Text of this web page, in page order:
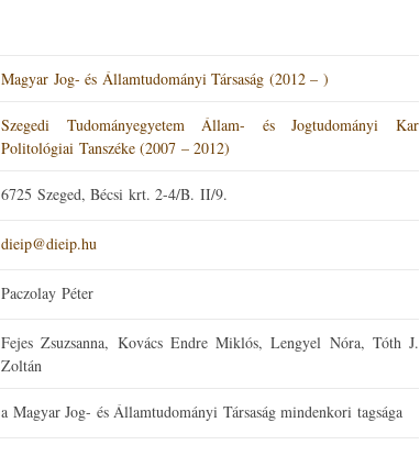
Magyar Jog- és Államtudományi Társaság (2012 – )
Szegedi Tudományegyetem Állam- és Jogtudományi Kar
Politológiai Tanszéke (2007 – 2012)
6725 Szeged, Bécsi krt. 2-4/B. II/9.
dieip@dieip.hu
Paczolay Péter
Fejes Zsuzsanna, Kovács Endre Miklós, Lengyel Nóra, Tóth J.
Zoltán
a Magyar Jog- és Államtudományi Társaság mindenkori tagsága